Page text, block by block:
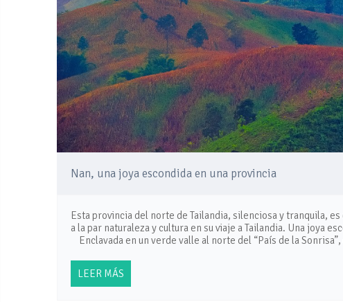
Nan, una joya escondida en una provincia
Esta provincia del norte de Tailandia, silenciosa y tranquila,
a la par naturaleza y cultura en su viaje a Tailandia. Una joya
Enclavada en un verde valle al norte del “País de la
LEER MÁS